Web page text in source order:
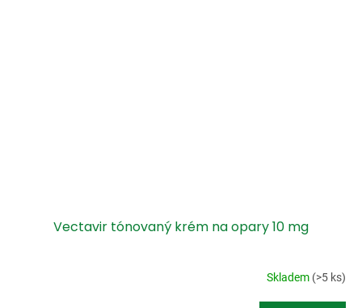
Vectavir tónovaný krém na opary 10 mg
Skladem (>5 ks)